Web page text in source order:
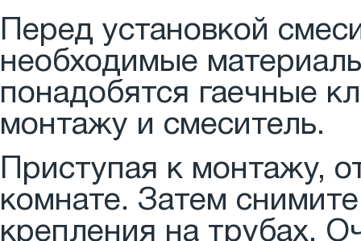
Перед установкой
необходимые
понадобятся гаечные
монтажу и смеситель.
Приступая к монтажу,
комнате. Затем
крепления на трубах.